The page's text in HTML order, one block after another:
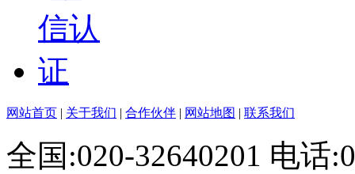
网站首页 | 关于我们 | 合作伙伴 | 网站地图 | 联系我们
全国:020-32640201 电话